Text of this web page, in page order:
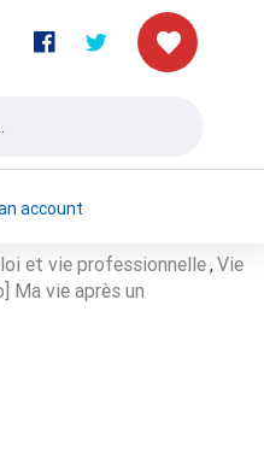
account
et vie professionnelle, Vie
Ma vie après un